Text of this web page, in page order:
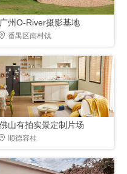
广州O-River摄影基地
番禺区南村镇
佛山有拍实景定制片场
顺德容桂